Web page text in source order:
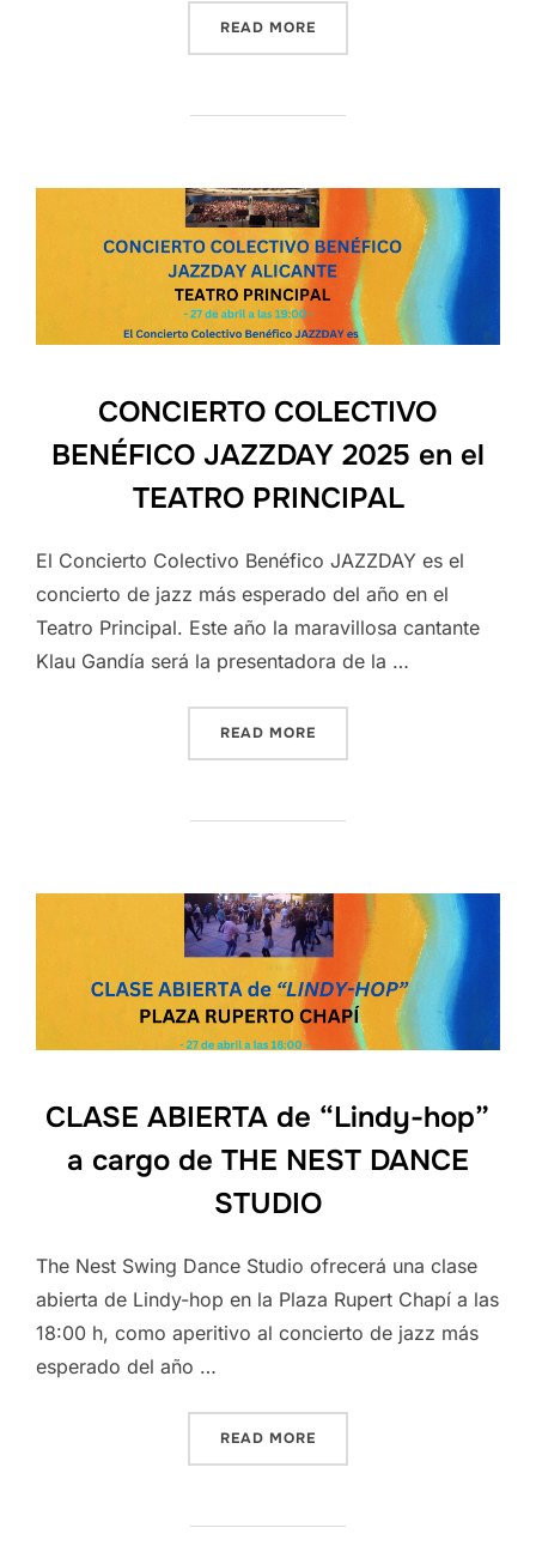
READ MORE
CONCIERTO COLECTIVO
BENÉFICO JAZZDAY 2025 en el
TEATRO PRINCIPAL
El Concierto Colectivo Benéfico JAZZDAY es el
concierto de jazz más esperado del año en el
Teatro Principal. Este año la maravillosa cantante
Klau Gandía será la presentadora de la …
READ MORE
CLASE ABIERTA de “Lindy-hop”
a cargo de THE NEST DANCE
STUDIO
The Nest Swing Dance Studio ofrecerá una clase
abierta de Lindy-hop en la Plaza Rupert Chapí a las
18:00 h, como aperitivo al concierto de jazz más
esperado del año …
READ MORE